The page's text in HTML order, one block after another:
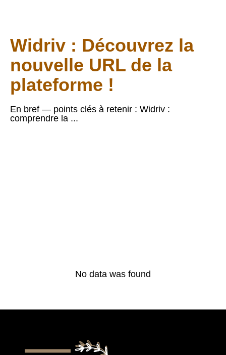
Widriv : Découvrez la
nouvelle URL de la
plateforme !
En bref — points clés à retenir : Widriv :
comprendre la ...
No data was found